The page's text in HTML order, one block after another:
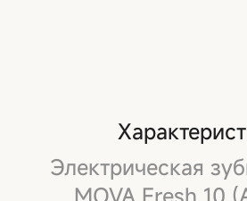
Электрическая
MOVA Fresh 10